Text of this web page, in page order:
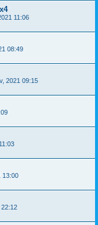
11:06
08:49
2021 09:15
13:00